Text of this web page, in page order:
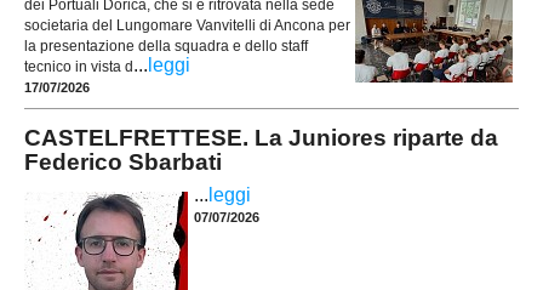
dei Portuali Dorica, che si è ritrovata nella sede
societaria del Lungomare Vanvitelli di Ancona per
la presentazione della squadra e dello staff
tecnico in vista d... leggi
17/07/2026
CASTELFRETTESE. La Juniores riparte da
Federico Sbarbati
... leggi
07/07/2026